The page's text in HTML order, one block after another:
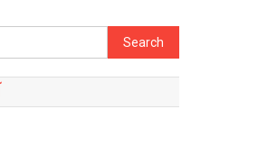
Search
for: